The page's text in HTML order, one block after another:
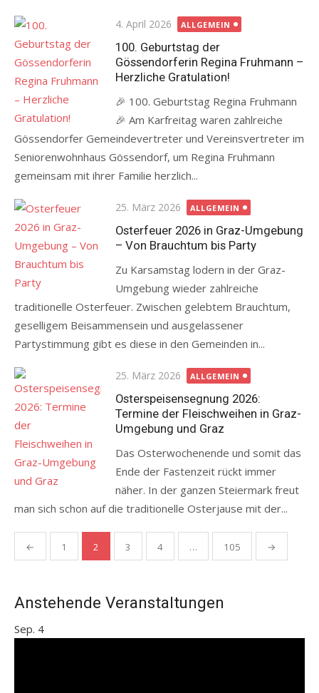
Posted
on
4. April 2026 ALLGEMEIN
100. Geburtstag der
Gössendorferin Regina Fruhmann –
Herzliche Gratulation!
🎉 100. Geburtstag Regina Fruhmann
🎉 Am Karfreitag waren zahlreiche
Gössendorfer Gemeindevertreter und Vereinsvertreter im
Seniorenwohnhaus Gössendorf, um Regina Fruhmann
gemeinsam mit ihrer Familie herzlich...
Posted
on
25. März 2026 ALLGEMEIN
Osterfeuer 2026 in Graz-Umgebung
– Von Brauchtum bis Party
Zu Karsamstag lodern in der Graz-
Umgebung wieder zahlreiche
traditionelle Osterfeuer. Zwischen gelebtem Brauchtum,
geselligem Beisammensein und ausgelassener
Partystimmung gibt es diese in den Gemeinden in...
Posted
on
25. März 2026 ALLGEMEIN
Osterspeisensegnung 2026:
Termine der Fleischweihen in Graz-
Umgebung und Graz
Das Osterwochenende und somit das
Ende der Fastenzeit rückt immer
näher. In der ganzen Steiermark freut
man sich schon auf die traditionelle Osterjause mit der...
Seitennummerierung
der
← 1 2 3 4 … 105 →
Anstehende Veranstaltungen
Sep. 4